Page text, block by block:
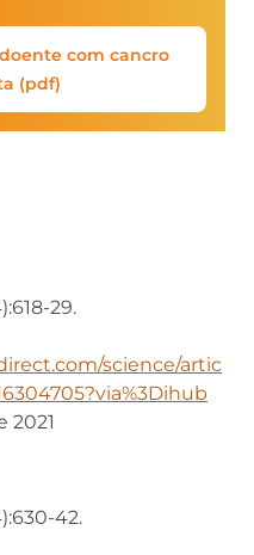
com cancro
(pdf)
29.
science/artic
2021
42.